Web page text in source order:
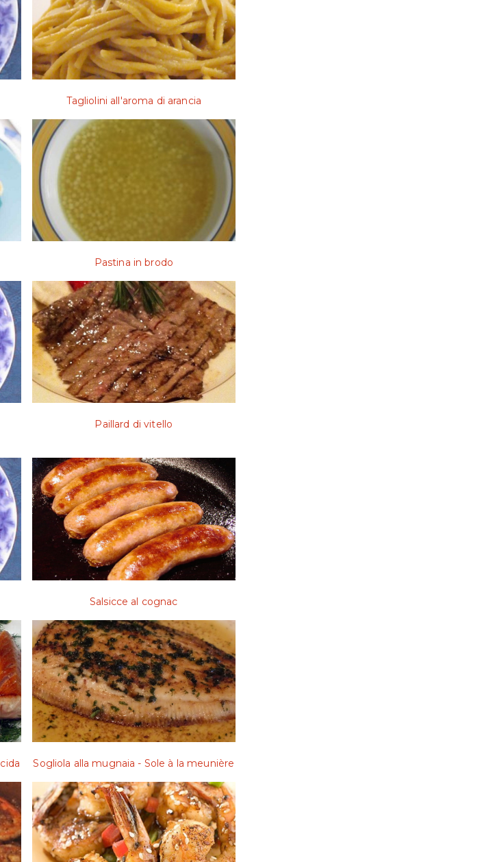
Tagliolini all'aroma di arancia
Pastina in brodo
Paillard di vitello
Salsicce al cognac
Sogliola alla mugnaia - Sole à la meunière